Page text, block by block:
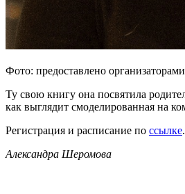
Фото: предоставлено организаторами
Ту свою книгу она посвятила
как выглядит смоделированная на
Регистрация и расписание по ссылке
Александра Шеромова